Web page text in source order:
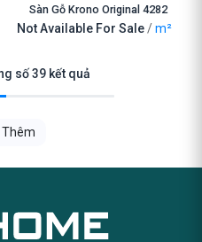
Sàn Gỗ Krono Original 4282
Not Available For Sale/m²
số 39 kết quả